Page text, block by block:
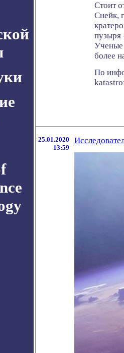
Стоит
Снейк,
пузыря
Ученые
более
По
25.01.2020
13:59